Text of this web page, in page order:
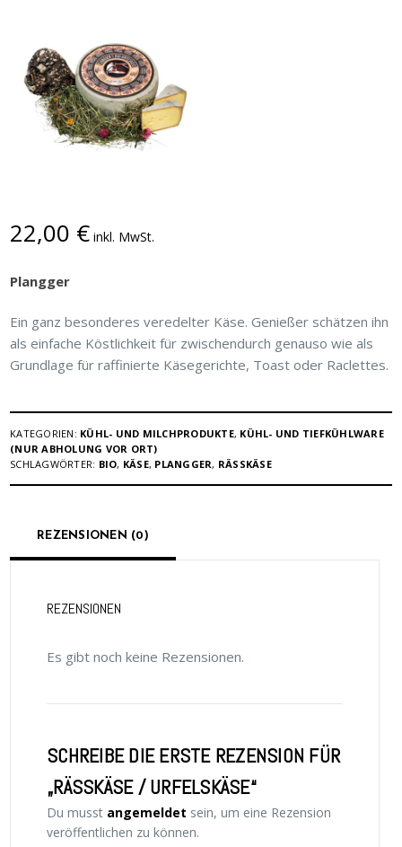
22,00 € inkl. MwSt.
Plangger
Ein ganz besonderes veredelter Käse. Genießer schätzen ihn
als einfache Köstlichkeit für zwischendurch genauso wie als
Grundlage für raffinierte Käsegerichte, Toast oder Raclettes.
KATEGORIEN: KÜHL- UND MILCHPRODUKTE, KÜHL- UND TIEFKÜHLWARE
(NUR ABHOLUNG VOR ORT)
SCHLAGWÖRTER: BIO, KÄSE, PLANGGER, RÄSSKÄSE
REZENSIONEN (0)
REZENSIONEN
Es gibt noch keine Rezensionen.
SCHREIBE DIE ERSTE REZENSION FÜR
„RÄSSKÄSE / URFELSKÄSE“
Du musst angemeldet sein, um eine Rezension
veröffentlichen zu können.